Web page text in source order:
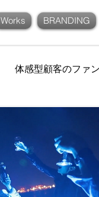
Works BRANDING
体感型顧客のファ